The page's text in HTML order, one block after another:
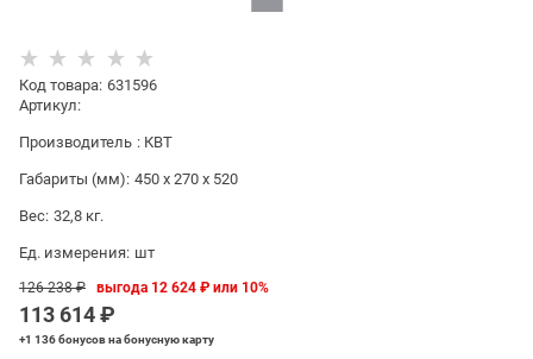
Код товара: 631596
Артикул:
Производитель : КВТ
Габариты (мм): 450 x 270 x 520
Вес: 32,8 кг.
Ед. измерения: шт
126 238 ₽
113 614 ₽
выгода 12 624 ₽ или 10%
+1 136 бонусовна бонусную карту